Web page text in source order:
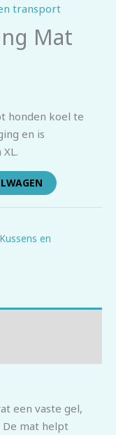
transport
Mat
honden koel te
en is
en
een vaste gel,
mat helpt